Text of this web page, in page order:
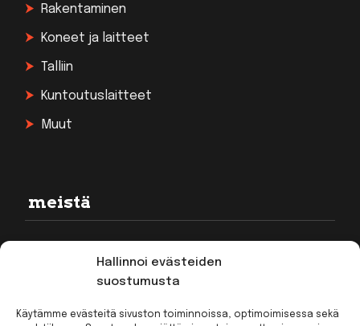
Hallinnoi evästeiden
suostumusta
Käytämme evästeitä sivuston toiminnoissa, optimoimisessa sekä
Rakentaminen
Koneet ja laitteet
Talliin
Kuntoutuslaitteet
Muut
meistä
Rekisteriseloste
Toimitusehdot
Kirjaudu